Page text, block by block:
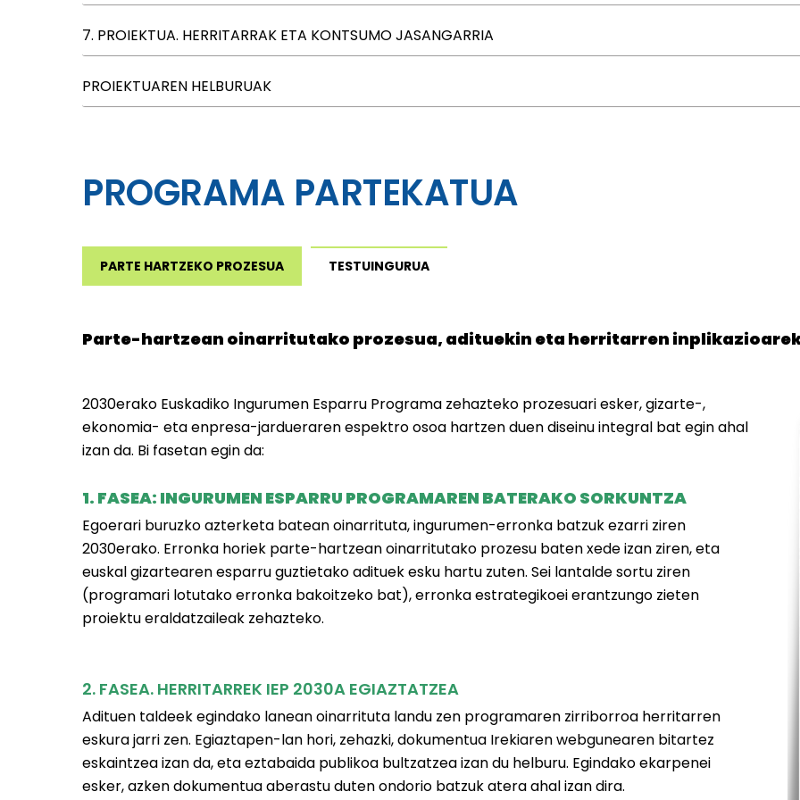
7. PROIEKTUA. HERRITARRAK ETA KONTSUMO JASANGARRIA
PROIEKTUAREN HELBURUAK
PROGRAMA PARTEKATUA
PARTE HARTZEKO PROZESUA TESTUINGURUA
Parte-hartzean oinarritutako prozesua, adituekin eta herritarren
2030erako Euskadiko Ingurumen Esparru Programa zehazteko prozesuari esker, gizarte-,
ekonomia- eta enpresa-jardueraren espektro osoa hartzen duen diseinu integral bat egin ahal
izan da. Bi fasetan egin da:
1. FASEA: INGURUMEN ESPARRU PROGRAMAREN BATERAKO SORKUNTZA
Egoerari buruzko azterketa batean oinarrituta, ingurumen-erronka batzuk ezarri ziren
2030erako. Erronka horiek parte-hartzean oinarritutako prozesu baten xede izan ziren, eta
euskal gizartearen esparru guztietako adituek esku hartu zuten. Sei lantalde sortu ziren
(programari lotutako erronka bakoitzeko bat), erronka estrategikoei erantzungo zieten
proiektu eraldatzaileak zehazteko.
2. FASEA. HERRITARREK IEP 2030A EGIAZTATZEA
Adituen taldeek egindako lanean oinarrituta landu zen programaren zirriborroa herritarren
eskura jarri zen. Egiaztapen-lan hori, zehazki, dokumentua Irekiaren webgunearen bitartez
eskaintzea izan da, eta eztabaida publikoa bultzatzea izan du helburu. Egindako ekarpenei
esker, azken dokumentua aberastu duten ondorio batzuk atera ahal izan dira.